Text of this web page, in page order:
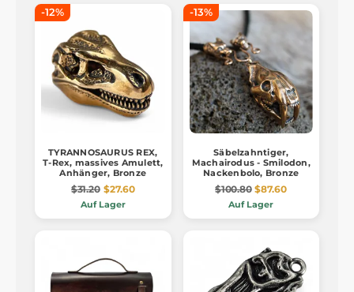
-12%
TYRANNOSAURUS REX,
T-Rex, massives Amulett,
Anhänger, Bronze
$31.20 $27.60
Auf Lager
-13%
Säbelzahntiger,
Machairodus - Smilodon,
Nackenbolo, Bronze
$100.80 $87.60
Auf Lager